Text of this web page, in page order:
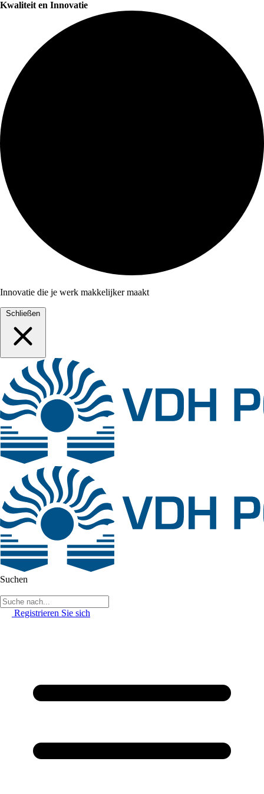
Kwaliteit en Innovatie
Innovatie die je werk makkelijker maakt
Schließen
Suchen
Registrieren Sie sich